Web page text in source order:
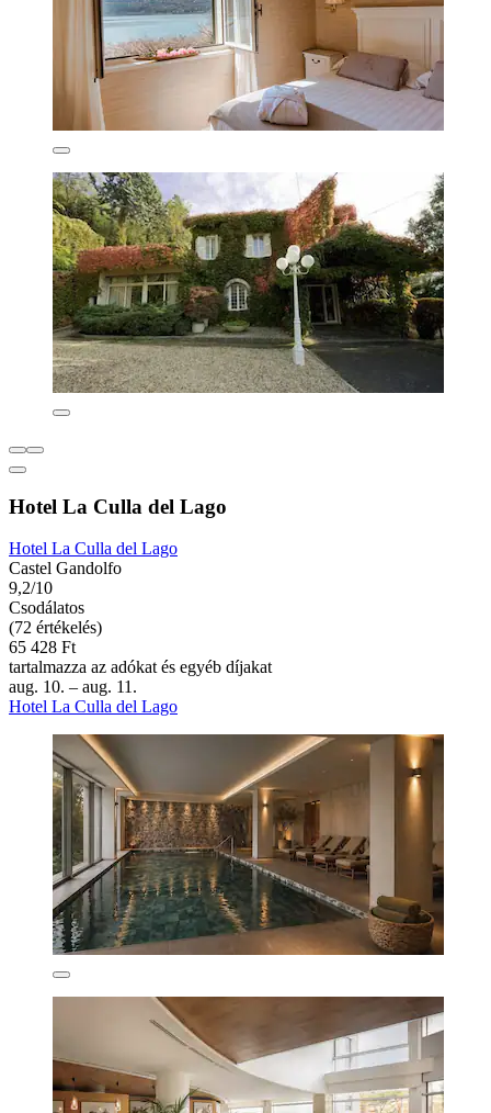
Hotel La Culla del Lago
Hotel La Culla del Lago
Castel Gandolfo
9,2/10
Csodálatos
(72 értékelés)
65 428 Ft
tartalmazza az adókat és egyéb díjakat
aug. 10. – aug. 11.
Hotel La Culla del Lago